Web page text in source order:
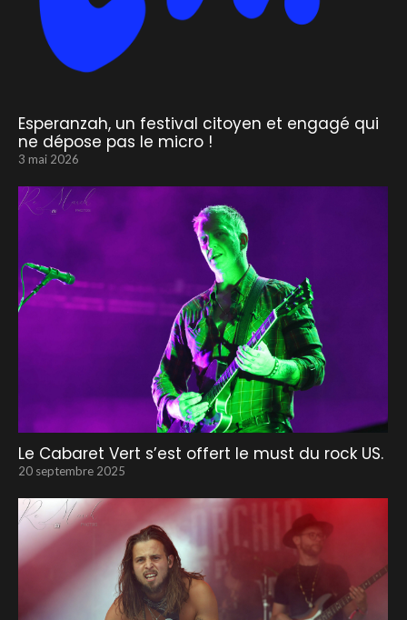
Esperanzah, un festival citoyen et engagé qui
ne dépose pas le micro !
3 mai 2026
Le Cabaret Vert s’est offert le must du rock US.
20 septembre 2025